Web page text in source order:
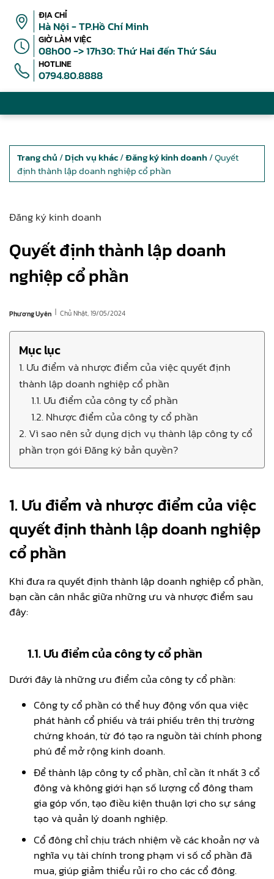
ĐỊA CHỈ
Hà Nội - TP.Hồ Chí Minh
GIỜ LÀM VIỆC
08h00 -> 17h30: Thứ Hai đến Thứ Sáu
HOTLINE
0794.80.8888
Trang chủ /Dịch vụ khác/Đăng ký kinh doanh / Quyết
định thành lập doanh nghiệp cổ phần
Đăng ký kinh doanh
Quyết định thành lập doanh
nghiệp cổ phần
Phương Uyên | Chủ Nhật, 19/05/2024
Mục lục
1. Ưu điểm và nhược điểm của việc quyết định
thành lập doanh nghiệp cổ phần
1.1. Ưu điểm của công ty cổ phần
1.2. Nhược điểm của công ty cổ phần
2. Vì sao nên sử dụng dịch vụ thành lập công ty cổ
phần trọn gói Đăng ký bản quyền?
1. Ưu điểm và nhược điểm của việc
quyết định thành lập doanh nghiệp
cổ phần
Khi đưa ra quyết định thành lập doanh nghiệp cổ phần,
bạn cần cân nhắc giữa những ưu và nhược điểm sau
đây:
1.1. Ưu điểm của công ty cổ phần
Dưới đây là những ưu điểm của công ty cổ phần:
Công ty cổ phần có thể huy động vốn qua việc
phát hành cổ phiếu và trái phiếu trên thị trường
chứng khoán, từ đó tạo ra nguồn tài chính phong
phú để mở rộng kinh doanh.
Để thành lập công ty cổ phần, chỉ cần ít nhất 3 cổ
đông và không giới hạn số lượng cổ đông tham
gia góp vốn, tạo điều kiện thuận lợi cho sự sáng
tạo và quản lý doanh nghiệp.
Cổ đông chỉ chịu trách nhiệm về các khoản nợ và
nghĩa vụ tài chính trong phạm vi số cổ phần đã
mua, giúp giảm thiểu rủi ro cho các cổ đông.